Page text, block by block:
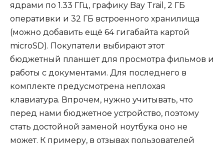
ядрами по 1.33 ГГц, графику Bay Trail, 2 ГБ
оперативки и 32 ГБ встроенного хранилища
(можно добавить ещё 64 гигабайта картой
microSD). Покупатели выбирают этот
бюджетный планшет для просмотра фильмов и
работы с документами. Для последнего в
комплекте предусмотрена неплохая
клавиатура. Впрочем, нужно учитывать, что
перед нами бюджетное устройство, поэтому
стать достойной заменой ноутбука оно не
может. К примеру, в отзывах пользователей